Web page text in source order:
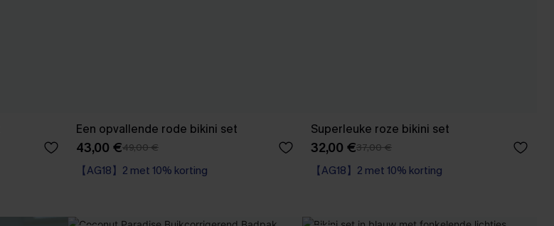
Een opvallende rode bikini set
43,00 €49,00 €
【AG18】2 met 10% korting
Superleuke roze bikini set
32,00 €37,00 €
【AG18】2 met 10% korting